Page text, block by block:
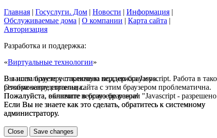
Главная | Госуслуги. Дом | Новости | Информация |
Обслуживаемые дома | О компании | Карта сайта |
Авторизация
Разработка и поддержка:
«Виртуальные технологии»
В вашем браузере отключена поддержка Jasvscript. Работа в
режиме затруднительна.
Пожалуйста, включите в браузере режим "Javascript -
Если Вы не знаете как это сделать, обратитесь к системному
администратору.
Вы используете устаревшую версию браузера.
Отображение страниц сайта с этим браузером проблематична.
Пожалуйста, обновите версию браузера!
Если Вы не знаете как это сделать, обратитесь к системному
администратору.
Close Save changes